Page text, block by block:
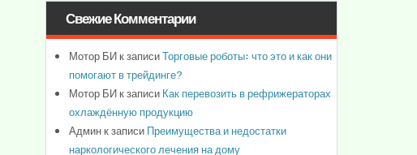
Свежие Комментарии
Мотор БИк записиТорговые роботы: что это и как они
помогают в трейдинге?
Мотор БИк записиКак перевозить в рефрижераторах
охлаждённую продукцию
Админк записиПреимущества и недостатки
наркологического лечения на дому